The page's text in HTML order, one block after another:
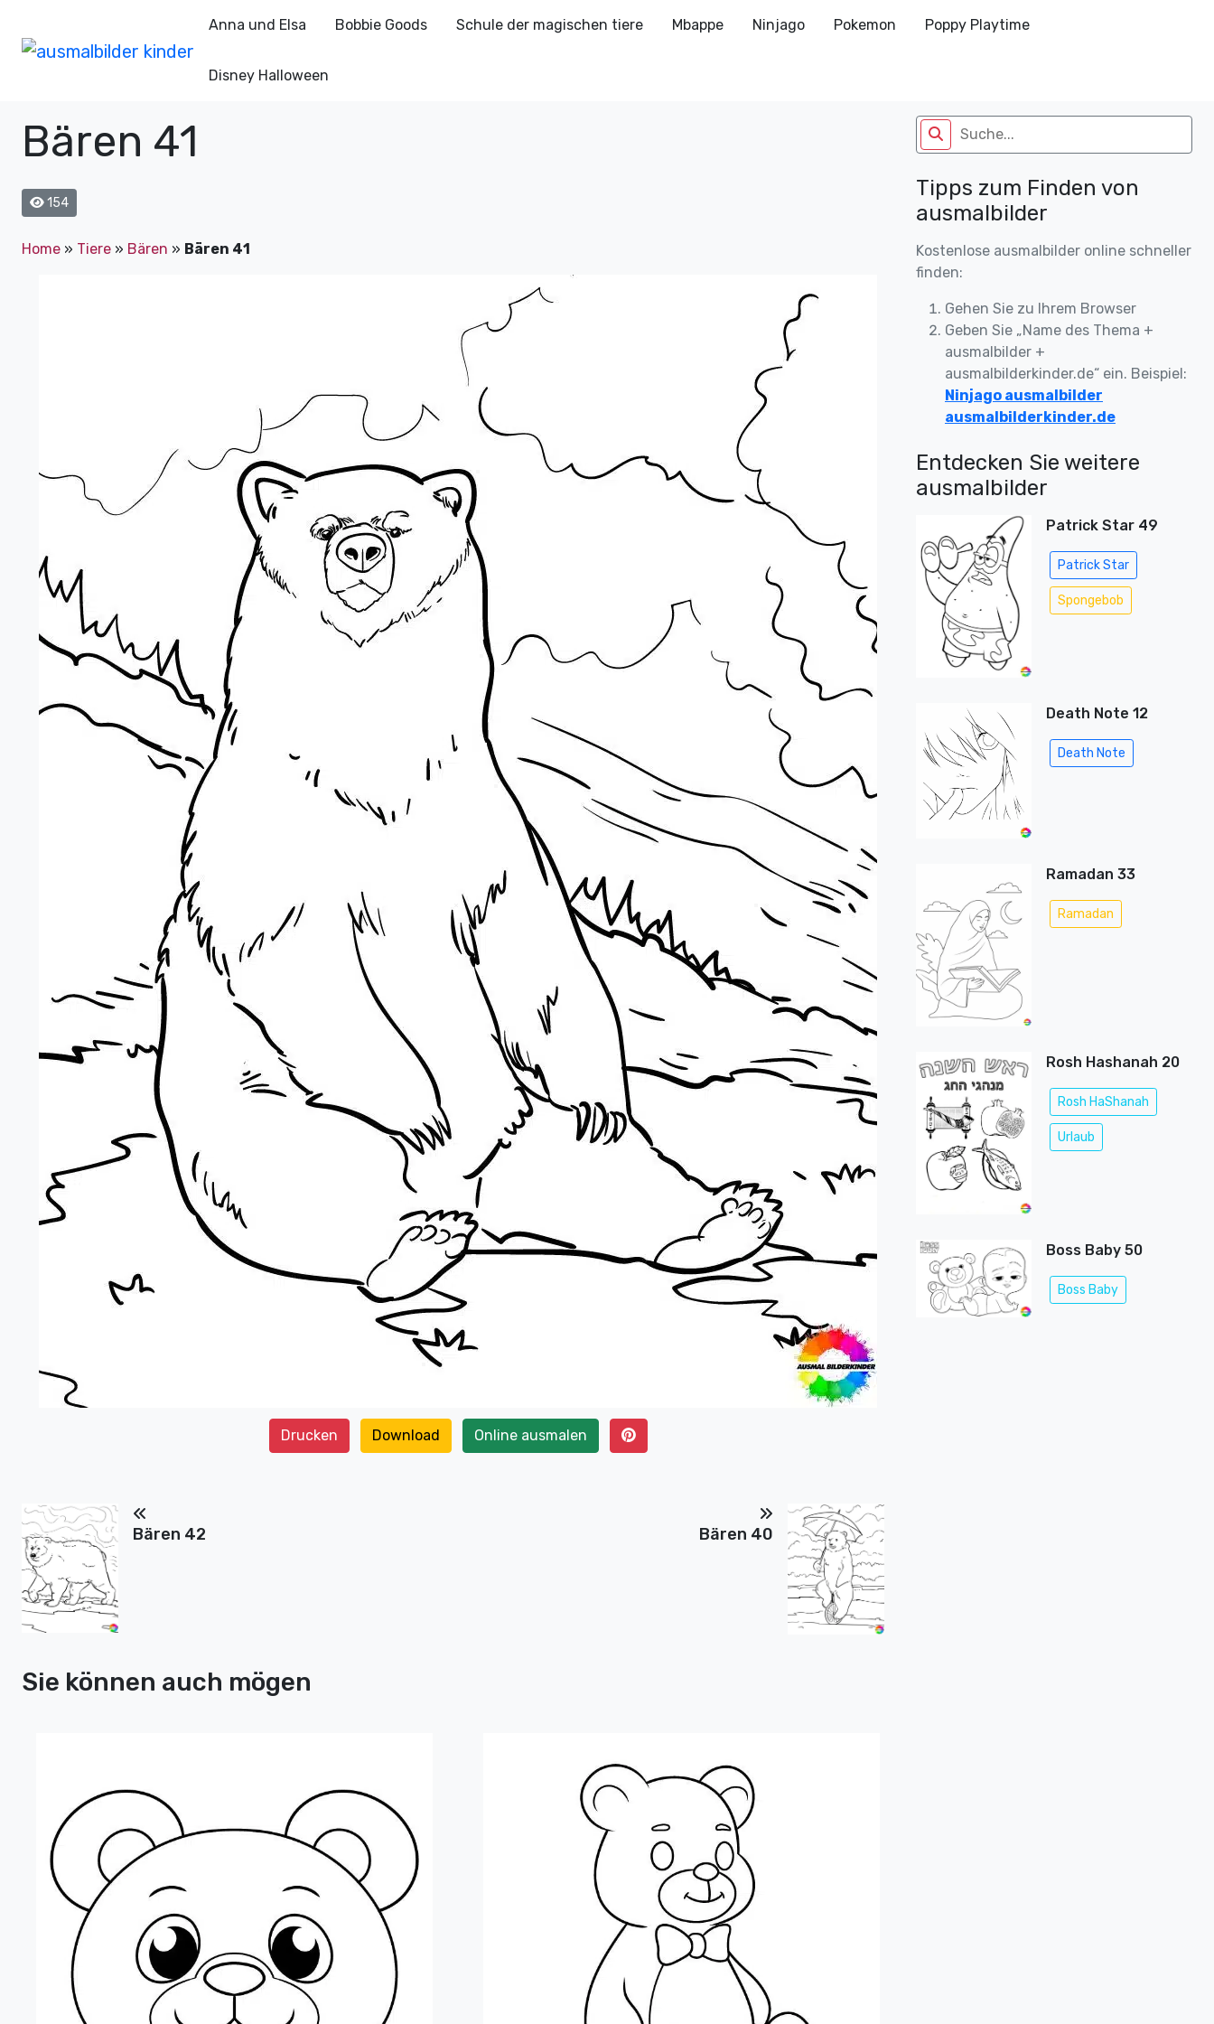
Anna und Elsa Bobbie Goods Schule der magischen tiere Mbappe Ninjago Pokemon Poppy Playtime
Disney Halloween
Bären 41
154
Home » Tiere » Bären » Bären 41
Drucken Download Online ausmalen
Bären 42 Bären 40
Sie können auch mögen
Tipps zum Finden von
ausmalbilder
Kostenlose ausmalbilder online schneller
finden:
Gehen Sie zu Ihrem Browser
Geben Sie „Name des Thema +
ausmalbilder +
ausmalbilderkinder.de“ ein. Beispiel:
Ninjago ausmalbilder
ausmalbilderkinder.de
Entdecken Sie weitere
ausmalbilder
Patrick Star 49
Patrick Star
Spongebob
Death Note 12
Death Note
Ramadan 33
Ramadan
Rosh Hashanah 20
Rosh HaShanah
Urlaub
Boss Baby 50
Boss Baby